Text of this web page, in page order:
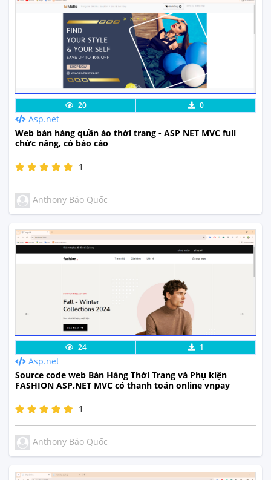
Lưu code Xem Thực Tế
20 0
Asp.net
Web bán hàng quần áo thời trang - ASP NET MVC full
chức năng, có báo cáo
1
Anthony Bảo Quốc
Lưu code Xem Thực Tế
24 1
Asp.net
Source code web Bán Hàng Thời Trang và Phụ kiện
FASHION ASP.NET MVC có thanh toán online vnpay
1
Anthony Bảo Quốc